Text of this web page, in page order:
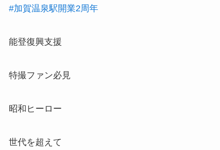
#加賀温泉駅開業2周年
能登復興支援
特撮ファン必見
昭和ヒーロー
世代を超えて